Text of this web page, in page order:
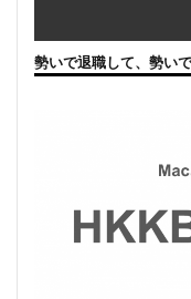
勢いで退職して、勢い